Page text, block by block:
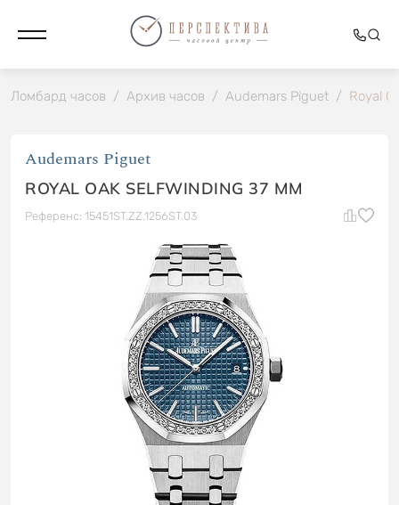
Ломбард часов / Архив часов / Audemars Piguet / Royal
Audemars Piguet
ROYAL OAK SELFWINDING 37 MM
Референс: 15451ST.ZZ.1256ST.03